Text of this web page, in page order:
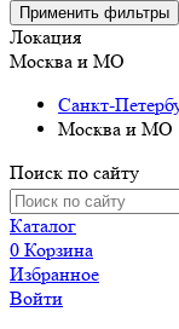
Локация
Москва и МО
Санкт-
Москва и МО
Поиск по сайту
Каталог
0 Корзина
Избранное
Войти